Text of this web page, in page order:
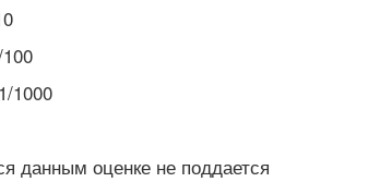
1000
данным оценке не поддается